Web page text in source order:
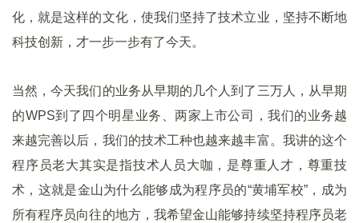
化，就是这样的文化，使我们坚持了技术立业，坚持不断地
科技创新，才一步一步有了今天。
当然，今天我们的业务从早期的几个人到了三万人，从早期
的WPS到了四个明星业务、两家上市公司，我们的业务越
来越完善以后，我们的技术工种也越来越丰富。我讲的这个
程序员老大其实是指技术人员大咖，是尊重人才，尊重技
术，这就是金山为什么能够成为程序员的“黄埔军校”，成为
所有程序员向往的地方，我希望金山能够持续坚持程序员老